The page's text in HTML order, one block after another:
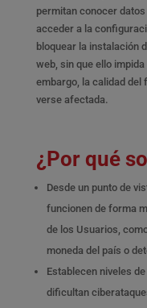
permitan conocer
acceder a la
bloquear la instalación
web, sin que ello
embargo, la calidad del
verse afectada.
¿Por qué
Desde un punto de
funcionen de forma
de los Usuarios,
moneda del país o
Establecen niveles
dificultan